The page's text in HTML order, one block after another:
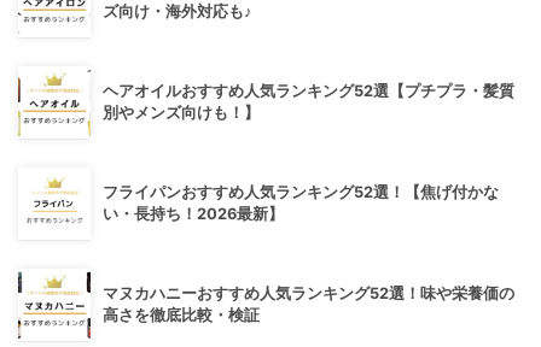
ズ向け・海外対応も♪
ヘアオイルおすすめ人気ランキング52選【プチプラ・髪質
別やメンズ向けも！】
フライパンおすすめ人気ランキング52選！【焦げ付かな
い・長持ち！2026最新】
マヌカハニーおすすめ人気ランキング52選！味や栄養価の
高さを徹底比較・検証